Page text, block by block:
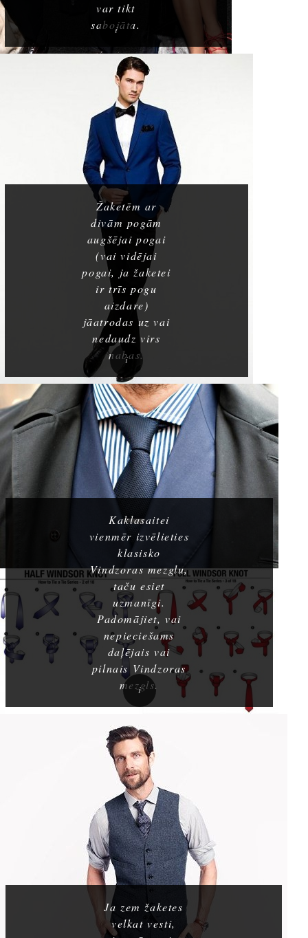
var tikt
sabojāta.
Žaketēm ar
divām pogām
augšējai pogai
(vai vidējai
pogai, ja žaketei
ir trīs pogu
aizdare)
jāatrodas uz vai
nedaudz virs
nabas.
Kaklasaitei
vienmēr izvēlieties
klasisko
Vindzoras mezglu,
taču esiet
uzmanīgi.
Padomājiet, vai
nepieciešams
daļējais vai
pilnais Vindzoras
mezgls.
Ja zem žaketes
velkat vesti,